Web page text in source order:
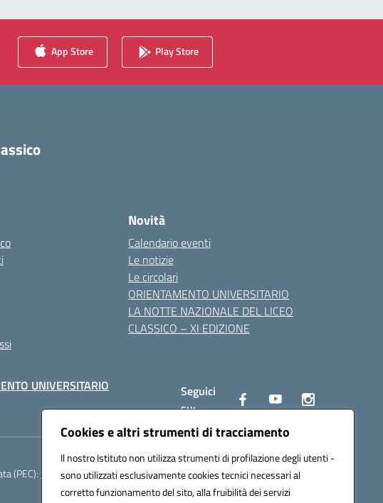
Cookies e altri strumenti di tracciamento
Il nostro Istituto non utilizza strumenti di profilazione degli utenti -
sono utilizzati esclusivamente cookies tecnici necessari al
corretto funzionamento del sito, alla fruibilità dei servizi
App Store Play Store
Novità
Calendario eventi
Le notizie
Le circolari
ORIENTAMENTO UNIVERSITARIO
LA NOTTE NAZIONALE DEL LICEO
CLASSICO – XI EDIZIONE
UNIVERSITARIO
Seguici
su:
(PEC):fgps210002@pec.istruzione.it